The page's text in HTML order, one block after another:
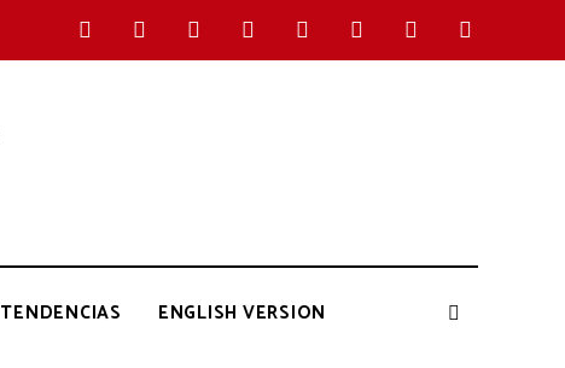
TENDENCIAS ENGLISH VERSION